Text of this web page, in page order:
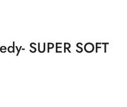
SUPER SOFT